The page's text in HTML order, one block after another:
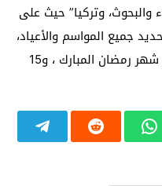
والبحوث، وتركيا” حيث على
جميع المواسم والأعياد،
أن يوم الأربعاء 16 أيار هو أول أيام شهر رمضان المبارك ، و15